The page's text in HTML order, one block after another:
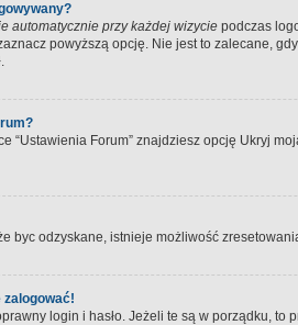
automatycznie przy każdej wizycie podczas
powyższą opcję. Nie jest to zalecane,
“Ustawienia Forum” znajdziesz opcję Ukryj
byc odzyskane, istnieje możliwość
zalogować!
login i hasło. Jeżeli te są w porządku,